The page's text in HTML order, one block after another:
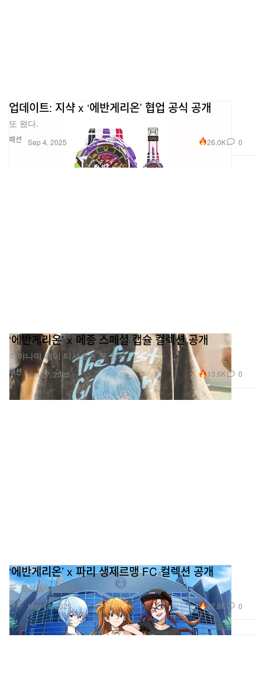
패션
업데이트: 지샥 x ‘에반게리온’ 협업 공식 공개
또 왔다.
Sep 4, 2025 26.0K 0
패션
‘에반게리온’ x 메종 스페셜 캡슐 컬렉션 공개
아야나미 레이 티셔츠는 못 참지.
Jun 27, 2025 13.6K 0
패션
‘에반게리온’ x 파리 생제르맹 FC 컬렉션 공개
두 전설들이 만났다.
May 14, 2025 17.8K 0